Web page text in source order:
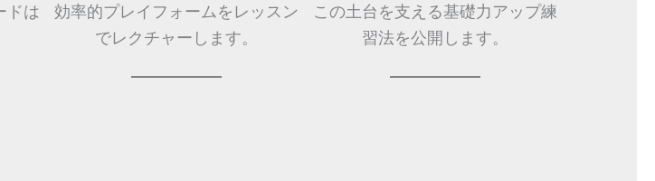
ドは
効率的プレイフォームをレッスン
でレクチャーします。
この土台を支える基礎力アップ練
習法を公開します。